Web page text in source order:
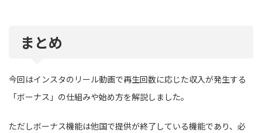
まとめ
今回はインスタのリール動画で再生回数に応じた収入が発生する
「ボーナス」の仕組みや始め方を解説しました。
ただしボーナス機能は他国で提供が終了している機能であり、必